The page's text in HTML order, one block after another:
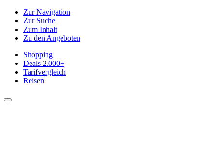
Zur Navigation
Zur Suche
Zum Inhalt
Zu den Angeboten
Shopping
Deals 2.000+
Tarifvergleich
Reisen